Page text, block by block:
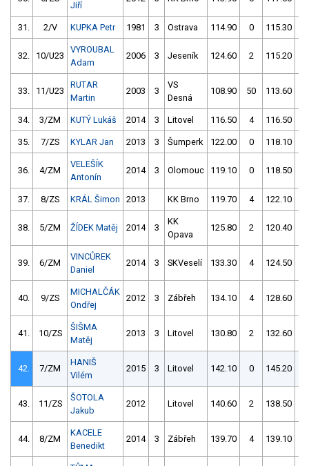
Jiří
31. 2/V KUPKA Petr 1981 3 Ostrava 114.90 0 115.30
32. 10/U23
VYROUBAL
Adam
2006 3 Jeseník 124.60 2 115.20
33. 11/U23
RUTAR
Martin
2003 3
VS
Desná
108.90 50 113.60
34. 3/ZM KUTÝ Lukáš 2014 3 Litovel 116.50 4 116.50
35. 7/ZS KYLAR Jan 2013 3 Šumperk 122.00 0 118.10
36. 4/ZM
VELEŠÍK
Antonín
2014 3 Olomouc 119.10 0 118.50
37. 8/ZS KRÁL Šimon 2013 KK Brno 119.70 4 122.10
38. 5/ZM ŽÍDEK Matěj 2014 3
KK
Opava
125.80 2 120.40
39. 6/ZM
VINCŮREK
Daniel
2014 3 SKVeselí 133.30 4 124.50
40. 9/ZS
MICHALČÁK
Ondřej
2012 3 Zábřeh 134.10 4 128.60
41. 10/ZS
ŠIŠMA
Matěj
2013 3 Litovel 130.80 2 132.60
42. 7/ZM
HANIŠ
Vilém
2015 3 Litovel 142.10 0 145.20
43. 11/ZS
ŠOTOLA
Jakub
2012 Litovel 140.60 2 138.50
44. 8/ZM
KACELE
Benedikt
2014 3 Zábřeh 139.70 4 139.10